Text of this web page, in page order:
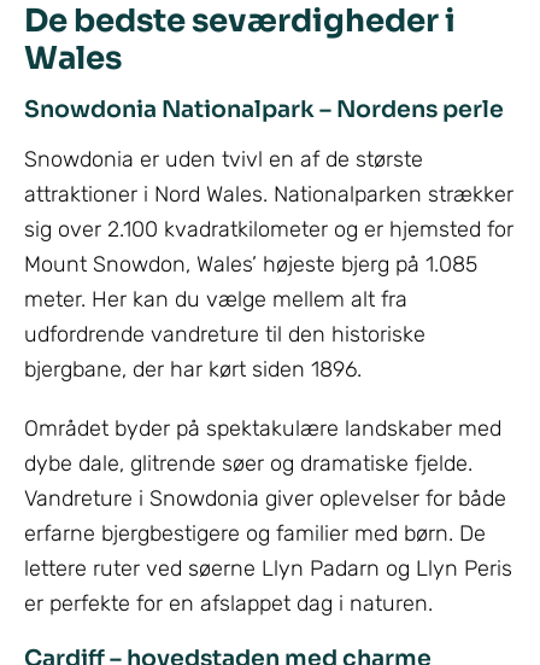
De bedste seværdigheder i
Wales
Snowdonia Nationalpark – Nordens perle
Snowdonia er uden tvivl en af de største
attraktioner i Nord Wales. Nationalparken strækker
sig over 2.100 kvadratkilometer og er hjemsted for
Mount Snowdon, Wales’ højeste bjerg på 1.085
meter. Her kan du vælge mellem alt fra
udfordrende vandreture til den historiske
bjergbane, der har kørt siden 1896.
Området byder på spektakulære landskaber med
dybe dale, glitrende søer og dramatiske fjelde.
Vandreture i Snowdonia giver oplevelser for både
erfarne bjergbestigere og familier med børn. De
lettere ruter ved søerne Llyn Padarn og Llyn Peris
er perfekte for en afslappet dag i naturen.